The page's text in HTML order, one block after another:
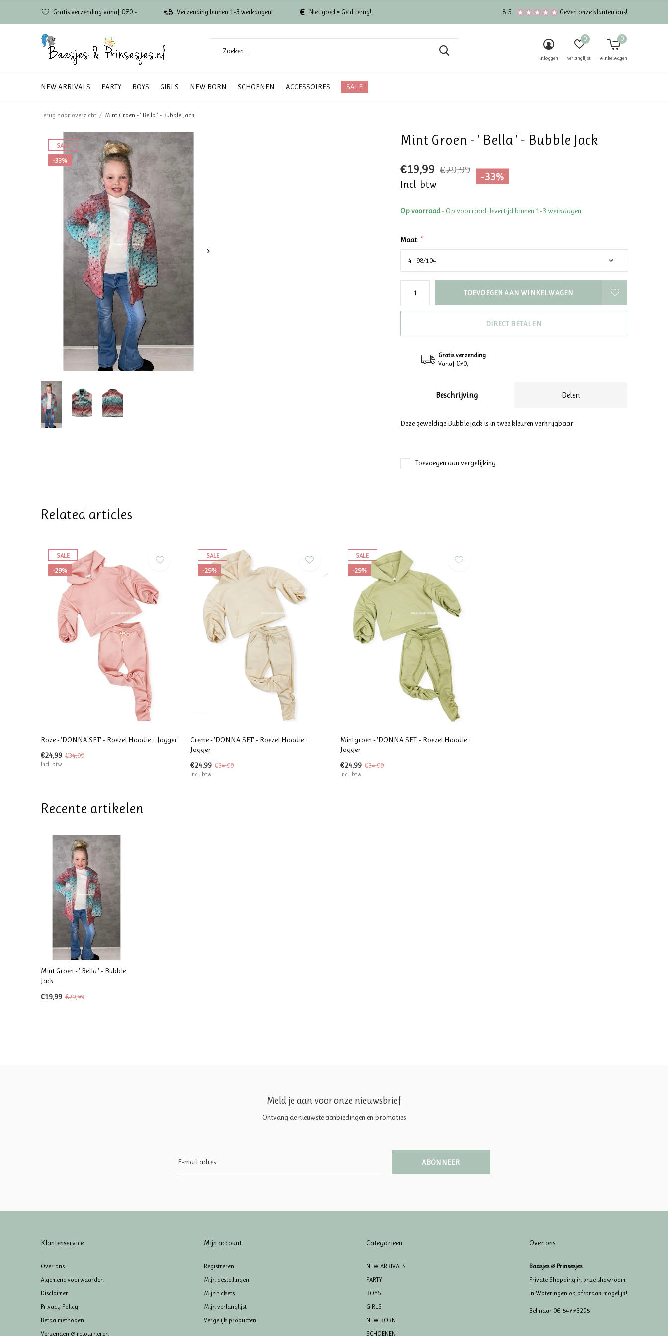
NEW ARRIVALS PARTY BOYS GIRLS NEW BORN SCHOENEN ACCESSOIRES SALE
inloggen verlanglijst
0
winkelwagen
0
Gratis verzending vanaf €70,- Verzending binnen 1-3 werkdagen! Niet goed = Geld terug! 8.5 Geven onze klanten ons!
Terug naar overzicht Mint Groen - ' Bella ' - Bubble Jack
SALE
-33%
Mint Groen - ' Bella ' - Bubble Jack
€19,99 €29,99
Incl. btw
-33%
Op voorraad- Op voorraad, levertijd binnen 1-3 werkdagen
Maat: *
TOEVOEGEN AAN WINKELWAGEN
DIRECT BETALEN
Gratis verzending
Vanaf €70,-
Beschrijving Delen
Deze geweldige Bubble jack is in twee kleuren verkrijgbaar
Toevoegen aan vergelijking
Related articles
SALE
-29%
Roze - 'DONNA SET' - Roezel Hoodie + Jogger
€24,99 €34,99
Incl. btw
SALE
-29%
Creme - 'DONNA SET' - Roezel Hoodie +
Jogger
€24,99 €34,99
Incl. btw
SALE
-29%
Mintgroen - 'DONNA SET' - Roezel Hoodie +
Jogger
€24,99 €34,99
Incl. btw
Recente artikelen
Mint Groen - ' Bella ' - Bubble
Jack
€19,99 €29,99
Meld je aan voor onze nieuwsbrief
Ontvang de nieuwste aanbiedingen en promoties
ABONNEER
Klantenservice
Over ons
Algemene voorwaarden
Disclaimer
Privacy Policy
Betaalmethoden
Verzenden & retourneren
Mijn account
Registreren
Mijn bestellingen
Mijn tickets
Mijn verlanglijst
Vergelijk producten
Categorieën
NEW ARRIVALS
PARTY
BOYS
GIRLS
NEW BORN
SCHOENEN
Over ons
Baasjes & Prinsesjes
Private Shopping in onze showroom
in Wateringen op afspraak mogelijk!
Bel naar 06-54773205